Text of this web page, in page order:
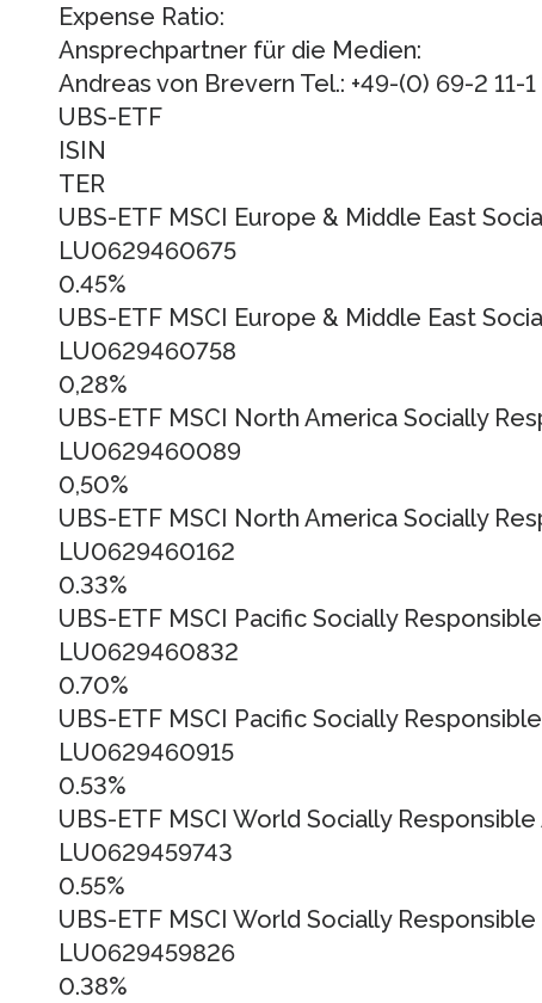
Expense Ratio:
Ansprechpartner für die Medien:
Andreas von Brevern Tel.: +49-(0) 69-2 11-
UBS-ETF
ISIN
TER
UBS-ETF MSCI Europe & Middle East
LU0629460675
0.45%
UBS-ETF MSCI Europe & Middle East
LU0629460758
0,28%
UBS-ETF MSCI North America Socially
LU0629460089
0,50%
UBS-ETF MSCI North America Socially
LU0629460162
0.33%
UBS-ETF MSCI Pacific Socially
LU0629460832
0.70%
UBS-ETF MSCI Pacific Socially
LU0629460915
0.53%
UBS-ETF MSCI World Socially Responsible
LU0629459743
0.55%
UBS-ETF MSCI World Socially Responsible
LU0629459826
0.38%